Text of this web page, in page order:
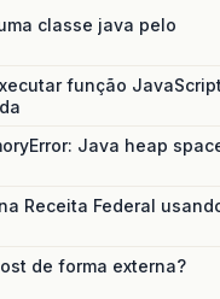
classe java pelo
função JavaScript
Java heap
Receita Federal
de forma externa?